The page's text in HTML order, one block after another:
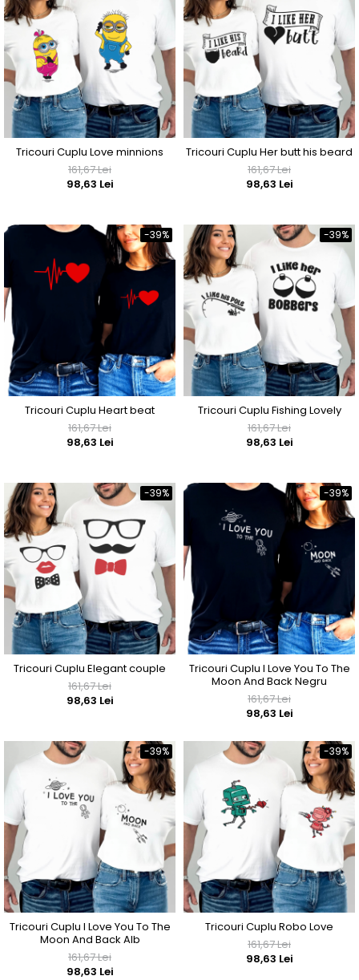
Tricouri Cuplu Love minnions
161,67 Lei
98,63 Lei
Tricouri Cuplu Her butt his beard
161,67 Lei
98,63 Lei
-39%
Tricouri Cuplu Heart beat
161,67 Lei
98,63 Lei
-39%
Tricouri Cuplu Fishing Lovely
161,67 Lei
98,63 Lei
-39%
Tricouri Cuplu Elegant couple
161,67 Lei
98,63 Lei
-39%
Tricouri Cuplu I Love You To The
Moon And Back Negru
161,67 Lei
98,63 Lei
-39%
Tricouri Cuplu I Love You To The
Moon And Back Alb
161,67 Lei
98,63 Lei
-39%
Tricouri Cuplu Robo Love
161,67 Lei
98,63 Lei